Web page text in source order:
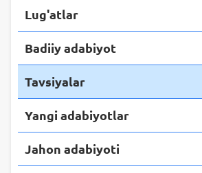
Lug'atlar
Badiiy adabiyot
Tavsiyalar
Yangi adabiyotlar
Jahon adabiyoti